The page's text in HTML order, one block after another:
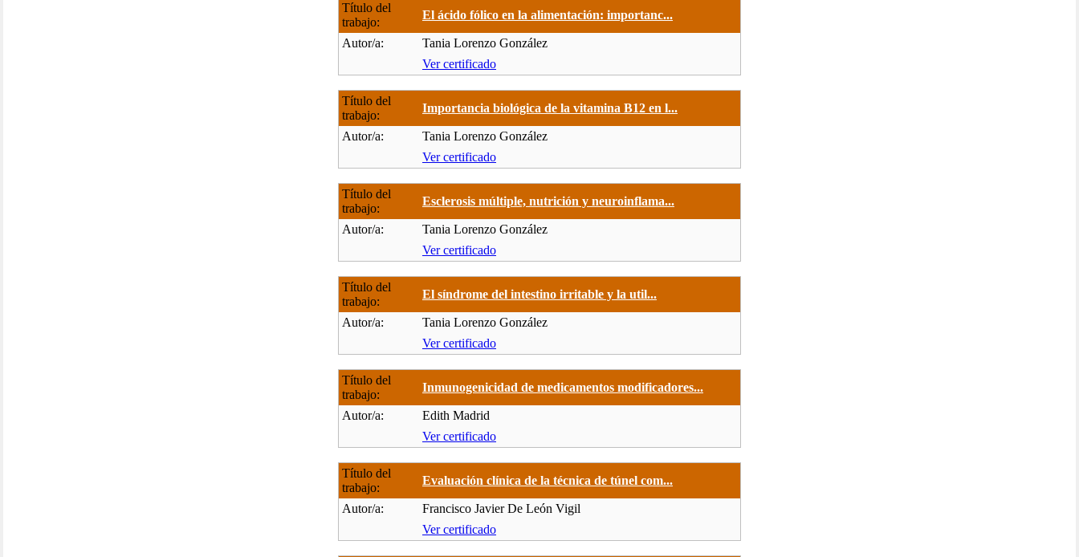
Título del
trabajo:
El ácido fólico en la alimentación: importanc...
Autor/a:
Tania Lorenzo González
Ver certificado
Título del
trabajo:
Importancia biológica de la vitamina B12 en l...
Autor/a:
Tania Lorenzo González
Ver certificado
Título del
trabajo:
Esclerosis múltiple, nutrición y neuroinflama...
Autor/a:
Tania Lorenzo González
Ver certificado
Título del
trabajo:
El síndrome del intestino irritable y la util...
Autor/a:
Tania Lorenzo González
Ver certificado
Título del
trabajo:
Inmunogenicidad de medicamentos modificadores...
Autor/a:
Edith Madrid
Ver certificado
Título del
trabajo:
Evaluación clínica de la técnica de túnel com...
Autor/a:
Francisco Javier De León Vigil
Ver certificado